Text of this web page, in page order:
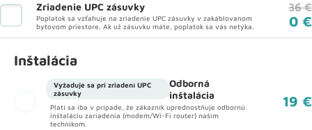
Zriadenie UPC zásuvky
Poplatok sa vzťahuje na zriadenie UPC zásuvky v zakáblovanom
bytovom priestore. Ak už zásuvku máte, poplatok sa vás netýka.
36 €
0 €
Inštalácia
Vyžaduje sa pri zriadení UPC
zásuvky
Odborná
inštalácia
Platí sa iba v prípade, že zákazník uprednostňuje odbornú
inštaláciu zariadenia (modem/Wi-Fi router) našim
technikom.
19 €